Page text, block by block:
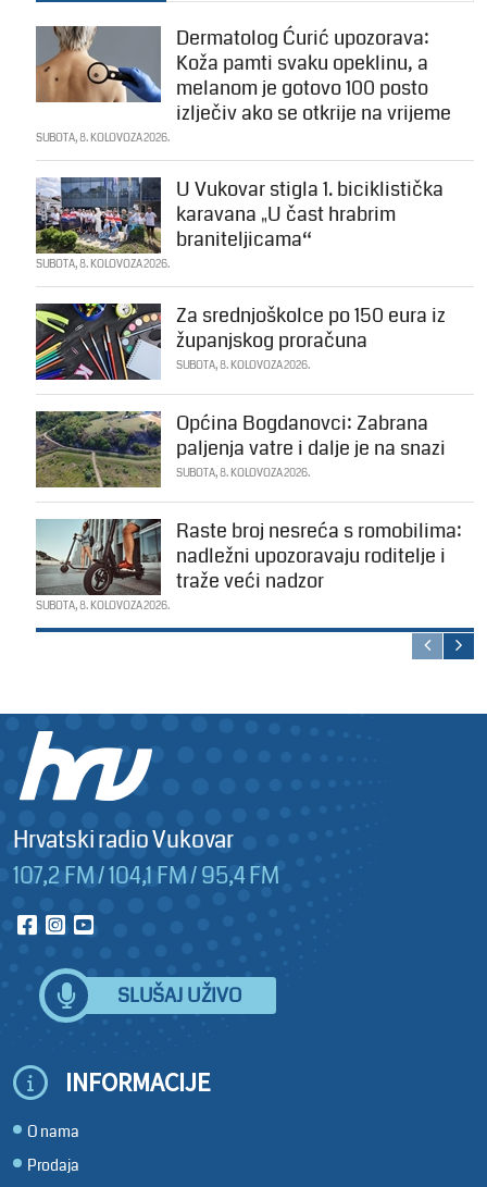
Dermatolog Ćurić upozorava:
Koža pamti svaku opeklinu, a
melanom je gotovo 100 posto
izlječiv ako se otkrije na vrijeme
SUBOTA, 8. KOLOVOZA 2026.
U Vukovar stigla 1. biciklistička
karavana „U čast hrabrim
braniteljicama“
SUBOTA, 8. KOLOVOZA 2026.
Za srednjoškolce po 150 eura iz
županjskog proračuna
SUBOTA, 8. KOLOVOZA 2026.
Općina Bogdanovci: Zabrana
paljenja vatre i dalje je na snazi
SUBOTA, 8. KOLOVOZA 2026.
Raste broj nesreća s romobilima:
nadležni upozoravaju roditelje i
traže veći nadzor
SUBOTA, 8. KOLOVOZA 2026.
Hrvatski radio Vukovar
107,2 FM / 104,1 FM / 95,4 FM
SLUŠAJ UŽIVO
INFORMACIJE
O nama
Prodaja